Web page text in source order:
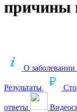
причины
О заболевании
Результаты
ответы